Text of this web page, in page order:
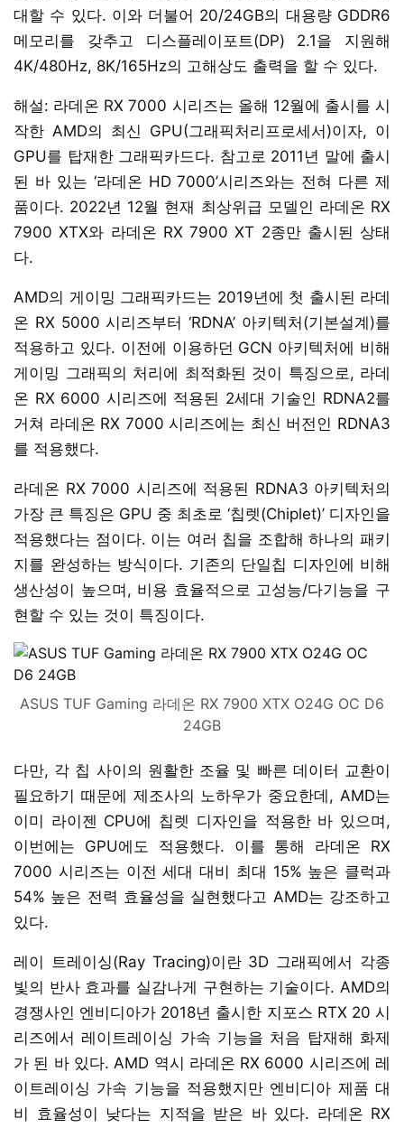
대할 수 있다. 이와 더불어 20/24GB의 대용량 GDDR6
메모리를 갖추고 디스플레이포트(DP) 2.1을 지원해
4K/480Hz, 8K/165Hz의 고해상도 출력을 할 수 있다.
해설: 라데온 RX 7000 시리즈는 올해 12월에 출시를 시
작한 AMD의 최신 GPU(그래픽처리프로세서)이자, 이
GPU를 탑재한 그래픽카드다. 참고로 2011년 말에 출시
된 바 있는 ‘라데온 HD 7000’시리즈와는 전혀 다른 제
품이다. 2022년 12월 현재 최상위급 모델인 라데온 RX
7900 XTX와 라데온 RX 7900 XT 2종만 출시된 상태
다.
AMD의 게이밍 그래픽카드는 2019년에 첫 출시된 라데
온 RX 5000 시리즈부터 ‘RDNA’ 아키텍처(기본설계)를
적용하고 있다. 이전에 이용하던 GCN 아키텍처에 비해
게이밍 그래픽의 처리에 최적화된 것이 특징으로, 라데
온 RX 6000 시리즈에 적용된 2세대 기술인 RDNA2를
거쳐 라데온 RX 7000 시리즈에는 최신 버전인 RDNA3
를 적용했다.
라데온 RX 7000 시리즈에 적용된 RDNA3 아키텍처의
가장 큰 특징은 GPU 중 최초로 ‘칩렛(Chiplet)’ 디자인을
적용했다는 점이다. 이는 여러 칩을 조합해 하나의 패키
지를 완성하는 방식이다. 기존의 단일칩 디자인에 비해
생산성이 높으며, 비용 효율적으로 고성능/다기능을 구
현할 수 있는 것이 특징이다.
ASUS TUF Gaming 라데온 RX 7900 XTX O24G OC D6
24GB
다만, 각 칩 사이의 원활한 조율 및 빠른 데이터 교환이
필요하기 때문에 제조사의 노하우가 중요한데, AMD는
이미 라이젠 CPU에 칩렛 디자인을 적용한 바 있으며,
이번에는 GPU에도 적용했다. 이를 통해 라데온 RX
7000 시리즈는 이전 세대 대비 최대 15% 높은 클럭과
54% 높은 전력 효율성을 실현했다고 AMD는 강조하고
있다.
레이 트레이싱(Ray Tracing)이란 3D 그래픽에서 각종
빛의 반사 효과를 실감나게 구현하는 기술이다. AMD의
경쟁사인 엔비디아가 2018년 출시한 지포스 RTX 20 시
리즈에서 레이트레이싱 가속 기능을 처음 탑재해 화제
가 된 바 있다. AMD 역시 라데온 RX 6000 시리즈에 레
이트레이싱 가속 기능을 적용했지만 엔비디아 제품 대
비 효율성이 낮다는 지적을 받은 바 있다. 라데온 RX